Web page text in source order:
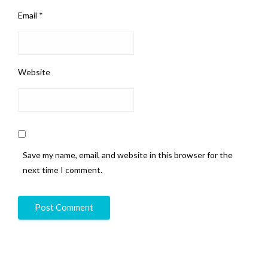
Email *
Website
Save my name, email, and website in this browser for the
next time I comment.